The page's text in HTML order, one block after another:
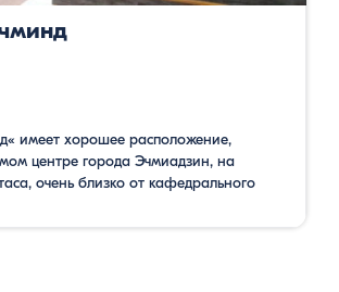
имеет хорошее расположение,
центре города Эчмиадзин, на
очень близко от кафедрального